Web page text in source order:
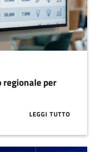
regionale per
LEGGI TUTTO
ABOUT